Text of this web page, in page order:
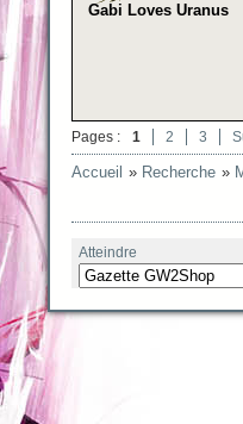
Gabi Loves Uranus
Pages : 1 2 3
Accueil » Recherche »
Atteindre